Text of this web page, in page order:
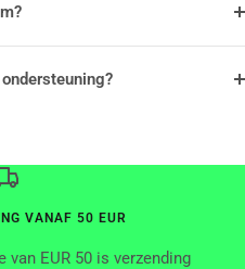
VANAF 50 EUR
van EUR 50 is verzending